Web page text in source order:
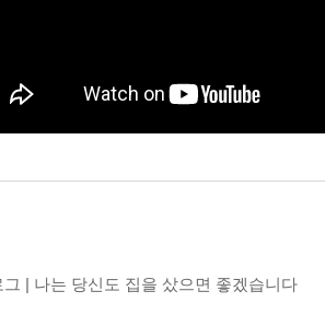
그 | 나는 당신도 집을 샀으면 좋겠습니다